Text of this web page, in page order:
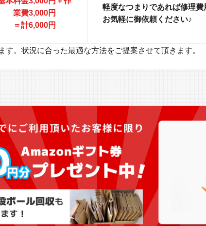
業費3,000円
＝計6,000円
軽度なつまりであれば修理
お気軽に御依頼ください♪
。状況に合った最適な方法をご提案させて頂きます。